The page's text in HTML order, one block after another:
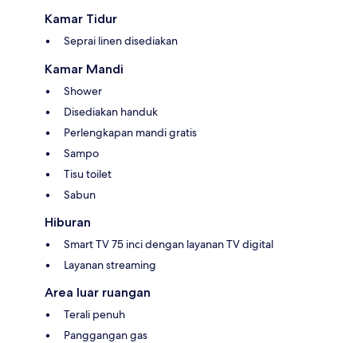
Kamar Tidur
Seprai linen disediakan
Kamar Mandi
Shower
Disediakan handuk
Perlengkapan mandi gratis
Sampo
Tisu toilet
Sabun
Hiburan
Smart TV 75 inci dengan layanan TV digital
Layanan streaming
Area luar ruangan
Terali penuh
Panggangan gas